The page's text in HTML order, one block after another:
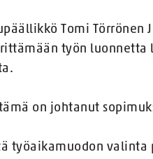
Tomi Törrönen
työn
on johtanut
työaikamuodon